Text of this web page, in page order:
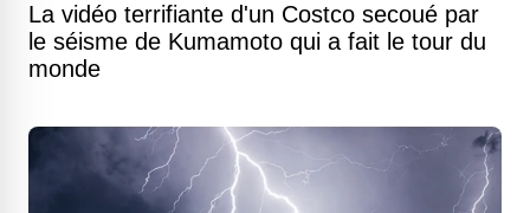
La vidéo terrifiante d'un Costco secoué par
le séisme de Kumamoto qui a fait le tour du
monde